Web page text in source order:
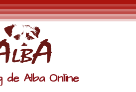
de Alba Online